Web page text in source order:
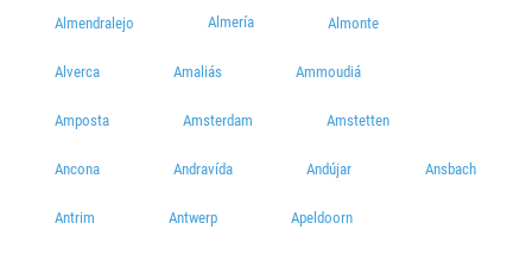
Statie Grivitei / F.C
Brăila (Gara)
str. Siretului, nr. 1
Almendralejo Almería Almonte
Alverca Amaliás Ammoudiá
Amposta Amsterdam Amstetten
Ancona Andravída Andújar Ansbach
Antrim Antwerp Apeldoorn